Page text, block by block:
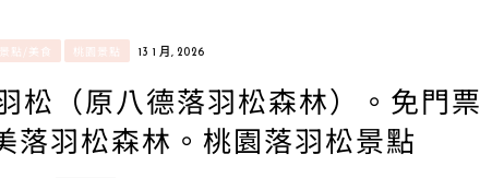
點/美食 桃園景點 13 1 月, 2026
松（原八德落羽松森林）。免門票
落羽松森林。桃園落羽松景點